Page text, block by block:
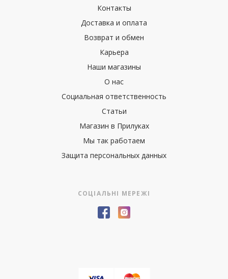
Контакты
Доставка и оплата
Возврат и обмен
Карьера
Наши магазины
О нас
Социальная ответственность
Статьи
Магазин в Прилуках
Мы так работаем
Защита персональных данных
СОЦІАЛЬНІ МЕРЕЖІ